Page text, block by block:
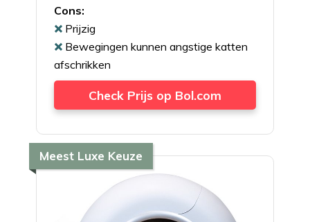
Cons:
Prijzig
Bewegingen kunnen angstige katten
afschrikken
Check Prijs op Bol.com
Meest Luxe Keuze